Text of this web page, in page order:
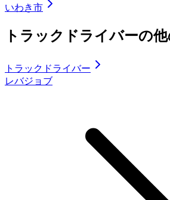
いわき市
トラックドライバーの
トラックドライバー
レバジョブ